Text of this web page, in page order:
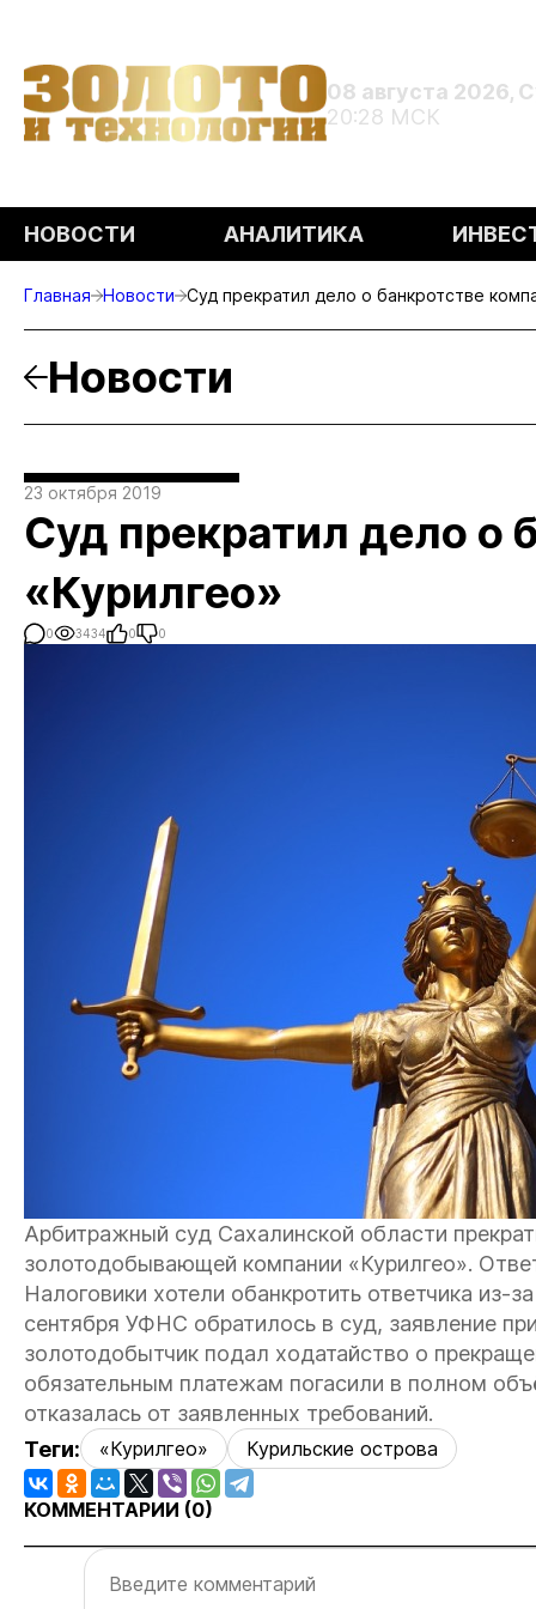
08 августа 2026,
20:28 МСК
НОВОСТИ АНАЛИТИКА
Главная Новости Суд прекратил дело о банкротстве
Новости
23 октября 2019
Суд прекратил дело о
«Курилгео»
0 3434 0 0
Арбитражный суд Сахалинской области
золотодобывающей компании «Курилгео».
Налоговики хотели обанкротить ответчика
сентября УФНС обратилось в суд, заявление
золотодобытчик подал ходатайство о
обязательным платежам погасили в полном
отказалась от заявленных требований.
Теги:
«Курилгео» Курильские острова
КОММЕНТАРИИ (0)